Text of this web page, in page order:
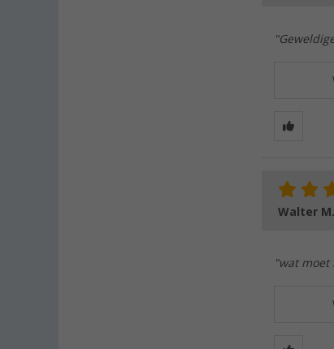
Walter M.
"wat moet